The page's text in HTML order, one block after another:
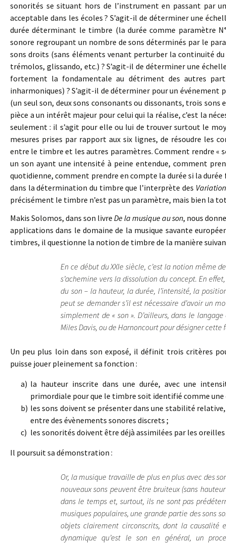
sonorités se situant hors de l’instrument en passant par
acceptable dans les écoles ? S’agit-il de déterminer une
durée déterminant le timbre (la durée comme paramètre
sonore regroupant un nombre de sons déterminés par le
sons droits (sans éléments venant perturber la continuité
trémolos, glissando, etc.) ? S’agit-il de déterminer une
fortement la fondamentale au détriment des autres
inharmoniques) ? S’agit-il de déterminer pour un
(un seul son, deux sons consonants ou dissonants, trois sons
pièce a un intérêt majeur pour celui qui la réalise, c’est la
seulement : il s’agit pour elle ou lui de trouver surtout le
mesures prises par rapport aux six lignes, de résoudre les
entre le timbre et les autres paramètres. Comment rendre «
un son ayant une intensité à peine entendue, comment
quotidienne, comment prendre en compte la durée si la
dans la détermination du timbre que l’interprète des
précisément le timbre n’est pas un paramètre, mais bien la
Makis Solomos, dans son livre De la musique au son, nous
applications dans le domaine de la musique savante
timbres, il questionne la notion de timbre de la manière
En ce début du XXIe siècle, c’est la notion même
s’achemine vers la dissolution du concept. En
du son – la hauteur, la durée, l’intensité, la
peut se demander s’il est nécessaire d’avoir un
simplement de « son ». D’ailleurs, dans le
Miles Davis, ou de Harnoncourt pour désigner cette
Un peu plus loin dans son exposé, il définit trois critères
puisse jouer pleinement sa fonction :
la hauteur inscrite dans une durée, avec une
primordiale pour que le timbre soit identifié comme
les sons doivent se présenter dans une stabilité
entre des évènements sonores discrets ;
les sonorités doivent être déjà assimilées par les oreilles
Il poursuit sa démonstration :
Or, la musique travaille de plus en plus avec des
nouveaux sons peuvent être bruiteux (sans
dans le temps et, surtout, ils ne sont pas
musiques populaires, une grande partie des sons
objets clairement circonscrits, dont la causalité
dynamique qu’est le son en général, un